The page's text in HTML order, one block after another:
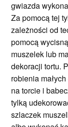
gwiazda
Za pomocą tej
zależności od
pomocą
muszelek lub
dekoracji tortu.
robienia
na torcie i
tylką
szlaczek